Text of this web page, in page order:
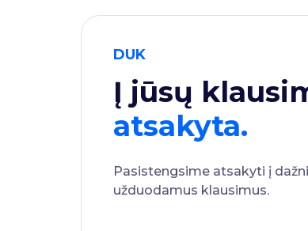
DUK
Į jūsų
atsakyta.
Pasistengsime atsakyti į
užduodamus klausimus.